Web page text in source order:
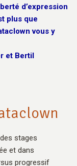
d’expression
plus que
vous y
et Bertil
stages
et dans
progressif